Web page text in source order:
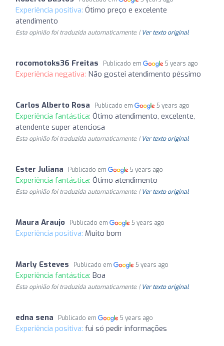
Experiência positiva: Ótimo preço e excelente
atendimento
Esta opinião foi traduzida automaticamente. | Ver texto original
rocomotoks36 Freitas Publicado em 5 years ago
Experiência negativa: Não gostei atendimento péssimo
Carlos Alberto Rosa Publicado em 5 years ago
Experiência fantástica: Ótimo atendimento, excelente,
atendente super atenciosa
Esta opinião foi traduzida automaticamente. | Ver texto original
Ester Juliana Publicado em 5 years ago
Experiência fantástica: Ótimo atendimento
Esta opinião foi traduzida automaticamente. | Ver texto original
Maura Araujo Publicado em 5 years ago
Experiência positiva: Muito bom
Marly Esteves Publicado em 5 years ago
Experiência fantástica: Boa
Esta opinião foi traduzida automaticamente. | Ver texto original
edna sena Publicado em 5 years ago
Experiência positiva: fui só pedir informações